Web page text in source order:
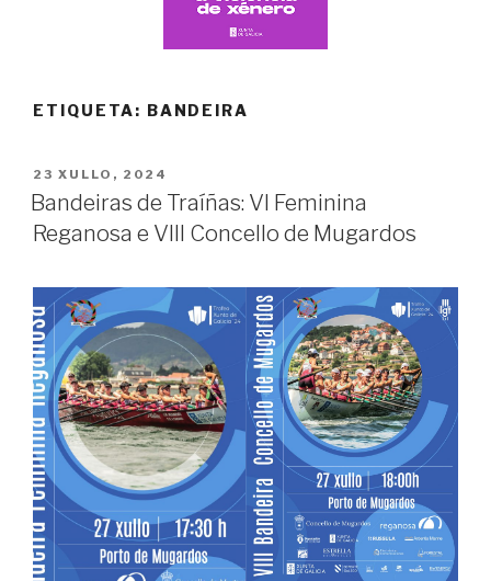
ETIQUETA: BANDEIRA
POSTED
ON
23 XULLO, 2024
Bandeiras de Traíñas: VI Feminina
Reganosa e VIII Concello de Mugardos